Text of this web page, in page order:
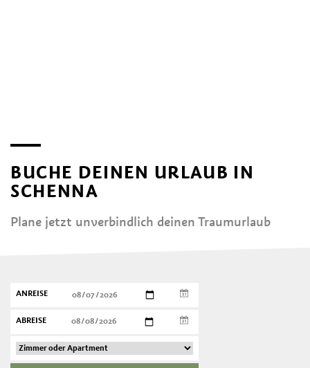
BUCHE DEINEN URLAUB IN
SCHENNA
Plane jetzt unverbindlich deinen Traumurlaub
ANREISE
ABREISE